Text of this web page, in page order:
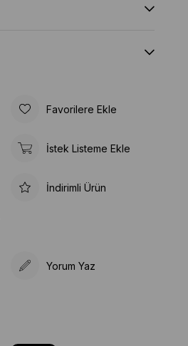
Favorilere Ekle
İstek Listeme Ekle
İndirimli Ürün
Yorum Yaz